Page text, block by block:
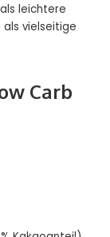
leichtere
vielseitige
Carb